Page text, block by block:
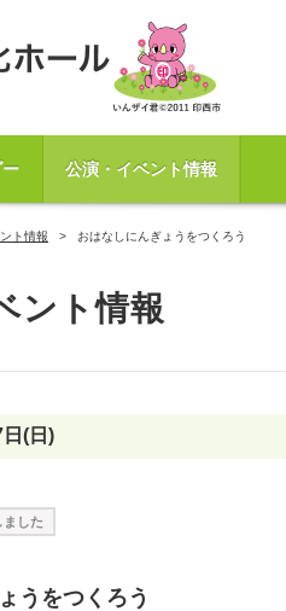
公演・イベント情報
ト情報 おはなしにんぎょうをつくろう
ント情報
(日)
ました
うをつくろう